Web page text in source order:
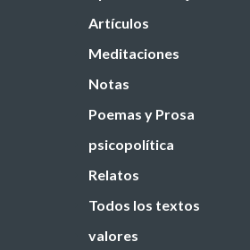
Artículos
Meditaciones
Notas
Poemas y Prosa
psicopolítica
Relatos
Todos los textos
valores